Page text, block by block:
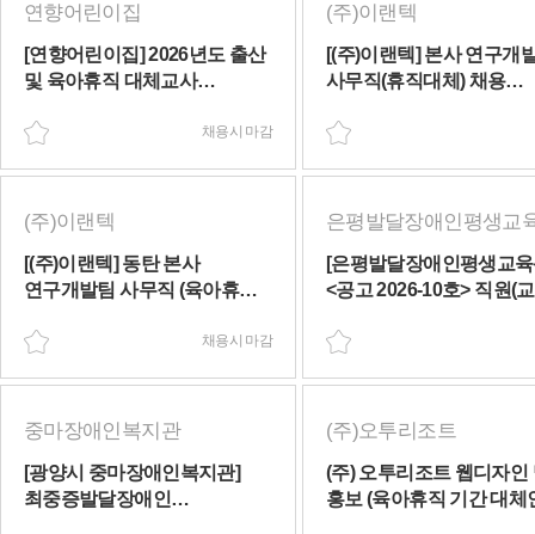
연향어린이집
[연향어린이집] 2026년도 출산
및 육아휴직 대체교사
채용시 마감
(주)이랜텍
[(주)이랜텍] 본사 연구개
사무직(휴직대체) 채용
(주)이랜텍
[(주)이랜텍] 동탄 본사
연구개발팀 사무직 (육아휴직
채용시 마감
[은평발달장애인평생교
<공고 2026-10호> 직원(
(~08/20(목))
중마장애인복지관
[광양시 중마장애인복지관]
최중증발달장애인
(주)오투리조트
(주) 오투리조트 웹디자인
홍보 (육아휴직 기간 대체